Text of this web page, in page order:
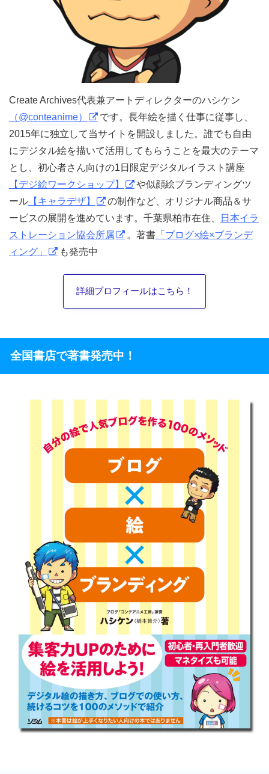
Create Archives代表兼アートディレクターのハシケン
（@conteanime）
です。長年絵を描く仕事に従事し、
2015年に独立して当サイトを開設しました。誰でも自由
にデジタル絵を描いて活用してもらうことを最大のテーマ
とし、初心者さん向けの1日限定デジタルイラスト講座
【デジ絵ワークショップ】
や似顔絵ブランディングツ
ール【キャラデザ】
の制作など、オリジナル商品＆サ
ービスの展開を進めています。千葉県柏市在住、
日本イラ
ストレーション協会所属
。著書「ブログ×絵×ブランデ
ィング」
も発売中
詳細プロフィールはこちら！
全国書店で著書発売中！